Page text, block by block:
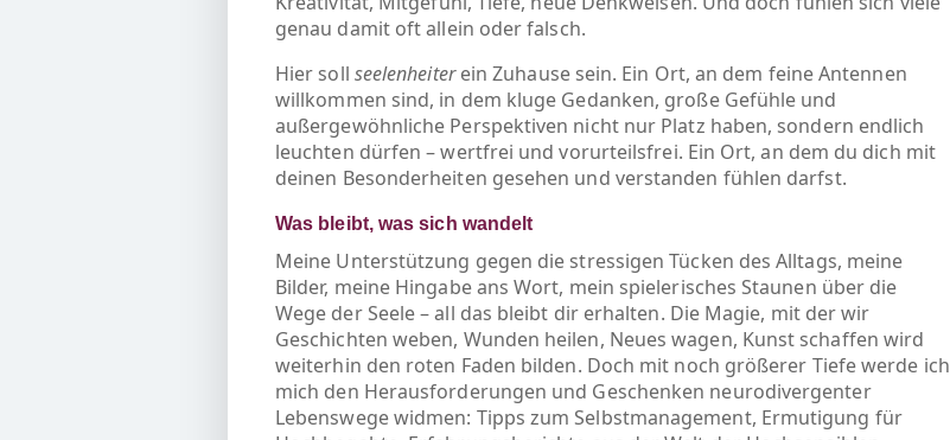
genau damit oft allein oder falsch.
Hier soll seelenheiter ein Zuhause sein. Ein Ort, an dem feine Antennen
willkommen sind, in dem kluge Gedanken, große Gefühle und
außergewöhnliche Perspektiven nicht nur Platz haben, sondern endlich
leuchten dürfen – wertfrei und vorurteilsfrei. Ein Ort, an dem du dich mit
deinen Besonderheiten gesehen und verstanden fühlen darfst.
Was bleibt, was sich wandelt
Meine Unterstützung gegen die stressigen Tücken des Alltags, meine
Bilder, meine Hingabe ans Wort, mein spielerisches Staunen über die
Wege der Seele – all das bleibt dir erhalten. Die Magie, mit der wir
Geschichten weben, Wunden heilen, Neues wagen, Kunst schaffen wird
weiterhin den roten Faden bilden. Doch mit noch größerer Tiefe werde ich
mich den Herausforderungen und Geschenken neurodivergenter
Lebenswege widmen: Tipps zum Selbstmanagement, Ermutigung für